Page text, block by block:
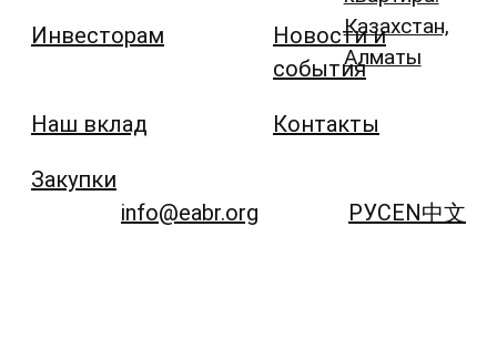
Инвесторам
Наш вклад
Закупки
Новости и
события
Контакты
Казахстан,
Алматы
info@eabr.org РУСEN中文